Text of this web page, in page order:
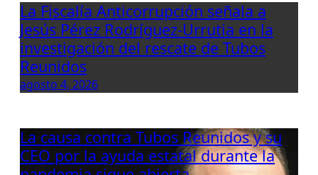
La Fiscalía Anticorrupción señala a
Jesús Pérez Rodríguez-Urrutia en la
investigación del rescate de Tubos
Reunidos
agosto 4, 2026
La causa contra Tubos Reunidos y su
CEO por la ayuda estatal durante la